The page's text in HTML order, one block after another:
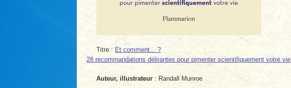
Titre : Et comment... ?
28 recommandations délirantes pour pimenter scientifiquement votre vie
Auteur, illustrateur : Randall Munroe